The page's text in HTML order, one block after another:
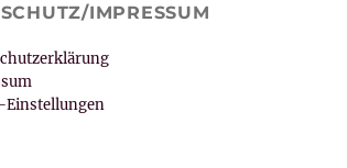
IMPRESSUM
Einstellungen